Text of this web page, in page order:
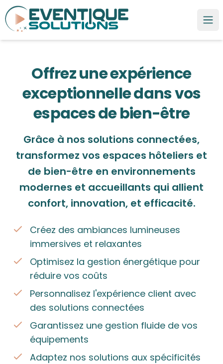
Eventique Solutions
Secteurs | Éclairage intelligent et scénomotique sur
Hôtellerie et espaces de bien-être - Eventique Solutions
Offrez une expérience
exceptionnelle dans vos
espaces de bien-être
Grâce à nos solutions connectées,
transformez vos espaces hôteliers et
de bien-être en environnements
modernes et accueillants qui allient
confort, innovation, et efficacité.
Créez des ambiances lumineuses
immersives et relaxantes
Optimisez la gestion énergétique pour
réduire vos coûts
Personnalisez l'expérience client avec
des solutions connectées
Garantissez une gestion fluide de vos
équipements
Adaptez nos solutions aux spécificités